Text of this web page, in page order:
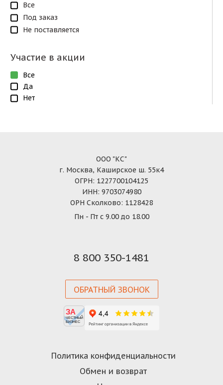
Все
Под заказ
Не поставляется
Участие в акции
Все
Да
Нет
ООО "КС"
г. Москва, Каширское ш. 55к4
ОГРН: 1227700104125
ИНН: 9703074980
ОРН Сколково: 1128428
Пн - Пт с 9.00 до 18.00
Политика конфиденциальности
Обмен и возврат
8 800 350-1481
ОБРАТНЫЙ ЗВОНОК
ЗА
ЧЕСТНЫЙ
БИЗНЕС